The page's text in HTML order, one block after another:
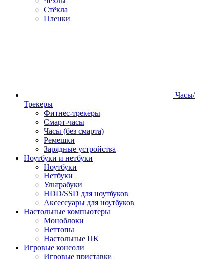
Стёкла
Пленки
Часы/
Трекеры
Фитнес-трекеры
Смарт-часы
Часы (без смарта)
Ремешки
Зарядные устройства
Ноутбуки и нетбуки
Ноутбуки
Нетбуки
Ультрабуки
HDD/SSD для ноутбуков
Аксессуары для ноутбуков
Настольные компьютеры
Моноблоки
Неттопы
Настольные ПК
Игровые консоли
Игровые приставки